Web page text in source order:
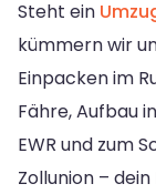
Steht ein
kümmern wir
Einpacken im
Fähre, Aufbau
EWR und zum
Zollunion –